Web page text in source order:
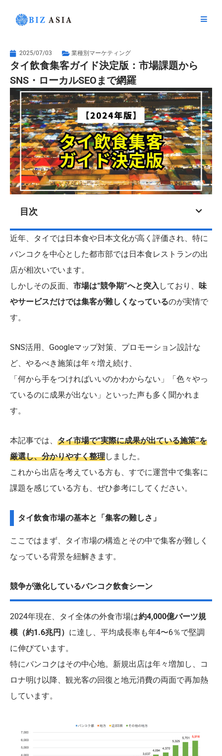
2025/07/03 業種別マーケティング
タイ飲食集客ガイド決定版：市場課題から
SNS・ローカルSEOまで網羅
目次
近年、タイでは日本食や日本文化が高く評価され、特に
バンコクを中心とした都市部では日本食レストランの出
店が相次いでいます。
しかしその反面、 市場は“競争期”へと突入 しており、 味
やサービスだけでは集客が難しくなっているのが実情で
す。
SNS活用、Googleマップ対策、プロモーション設計な
ど、やるべき施策は年々増え続け、
「何から手をつければいいのかわからない」「色々やっ
ているのに成果が出ない」といった声も多く聞かれま
す。
本記事では、 タイ市場で“実際に成果が出ている施策”を
厳選し、分かりやすく整理しました。
これから出店を考えている方も、すでに運営中で集客に
課題を感じている方も、ぜひ参考にしてください。
タイ飲食市場の基本と「集客の難しさ」
ここではまず、タイ市場の構造とその中で集客が難しく
なっている背景を紐解きます。
競争が激化しているバンコク飲食シーン
2024年現在、タイ全体の外食市場は約4,000億バーツ規
模（約1.6兆円） に達し、平均成長率も年4〜6％で堅調
に伸びています。
特にバンコクはその中心地。新規出店は年々増加し、コ
ロナ明け以降、観光客の回復と地元消費の両面で再加熱
しています。